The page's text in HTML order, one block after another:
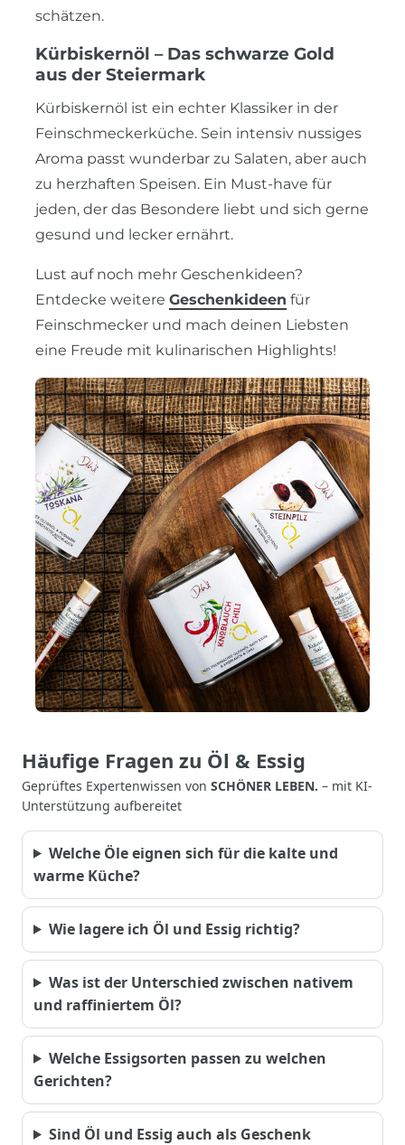
schätzen.
Kürbiskernöl – Das schwarze Gold
aus der Steiermark
Kürbiskernöl ist ein echter Klassiker in der
Feinschmeckerküche. Sein intensiv nussiges
Aroma passt wunderbar zu Salaten, aber auch
zu herzhaften Speisen. Ein Must-have für
jeden, der das Besondere liebt und sich gerne
gesund und lecker ernährt.
Lust auf noch mehr Geschenkideen?
Entdecke weitere Geschenkideen für
Feinschmecker und mach deinen Liebsten
eine Freude mit kulinarischen Highlights!
Häufige Fragen zu Öl & Essig
Geprüftes Expertenwissen von SCHÖNER LEBEN. – mit KI-
Unterstützung aufbereitet
Welche Öle eignen sich für die kalte und
warme Küche?
Wie lagere ich Öl und Essig richtig?
Was ist der Unterschied zwischen nativem
und raffiniertem Öl?
Welche Essigsorten passen zu welchen
Gerichten?
Sind Öl und Essig auch als Geschenk